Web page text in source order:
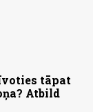
tāpat
Atbild